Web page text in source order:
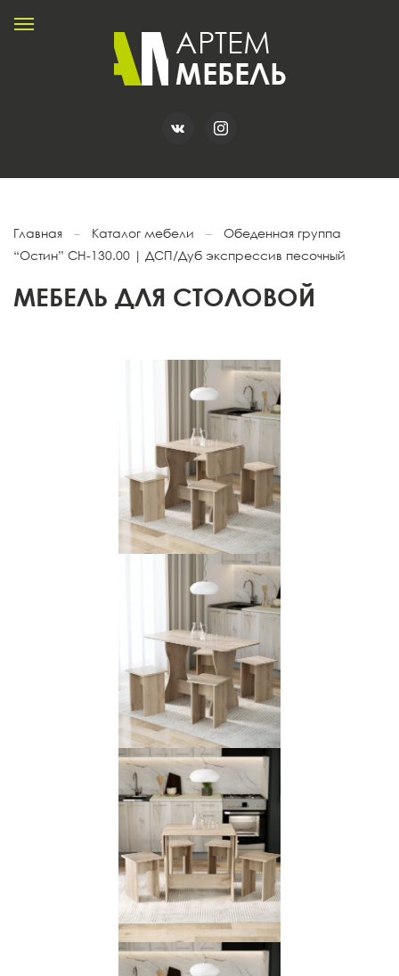
Главная – Каталог мебели –
Обеденная группа
“Остин” СН-130.00 | ДСП/Дуб экспрессив песочный
МЕБЕЛЬ ДЛЯ СТОЛОВОЙ